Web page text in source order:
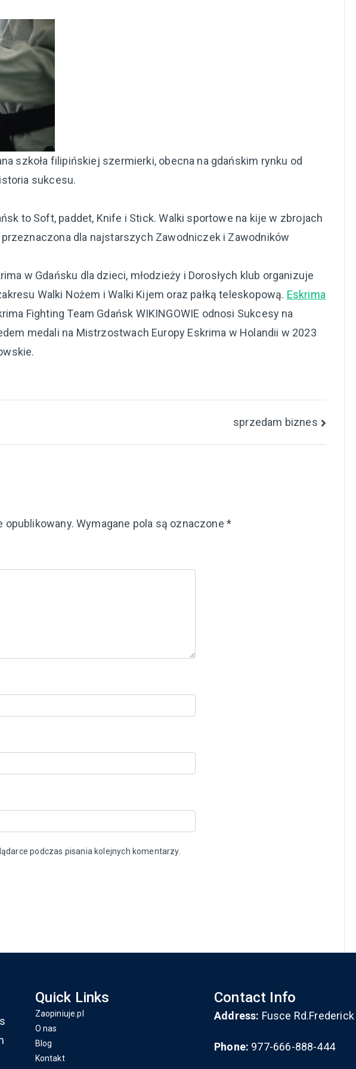
szkoła filipińskiej szermierki, obecna na gdańskim rynku od
sukcesu.
to Soft, paddet, Knife i Stick. Walki sportowe na kije w zbrojach
dla najstarszych Zawodniczek i Zawodników
w Gdańsku dla dzieci, młodzieży i Dorosłych klub organizuje
Walki Nożem i Walki Kijem oraz pałką teleskopową. Eskrima
Fighting Team Gdańsk WIKINGOWIE odnosi Sukcesy na
medali na Mistrzostwach Europy Eskrima w Holandii w 2023
sprzedam biznes
opublikowany. Wymagane pola są oznaczone *
podczas pisania kolejnych komentarzy.
Quick Links
Zaopiniuje.pl
O nas
Blog
Kontakt
Contact Info
Address: Fusce Rd.Frederick
Phone: 977-666-888-444